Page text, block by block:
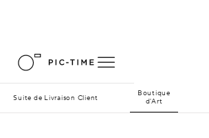
Suite de Livraison Client
Boutique
d'Art